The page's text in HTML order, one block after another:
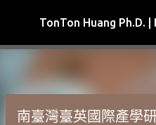
跳到
TonTon Huang Ph.D. |
南臺灣臺英國際產學